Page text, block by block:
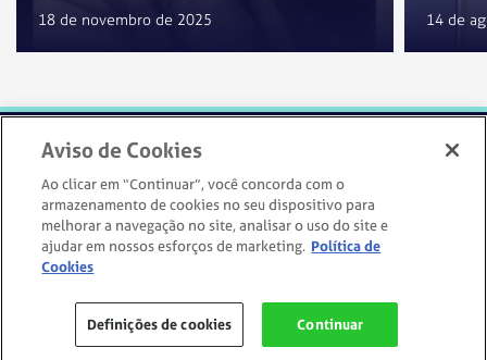
18 de novembro de 2025 14 de
IR PARA O SITE
Siga-nos:
Aviso de Cookies
Ao clicar em “Continuar”, você concorda com o
armazenamento de cookies no seu dispositivo para
melhorar a navegação no site, analisar o uso do site e
ajudar em nossos esforços de marketing. Política de
Cookies
Definições de cookies Continuar